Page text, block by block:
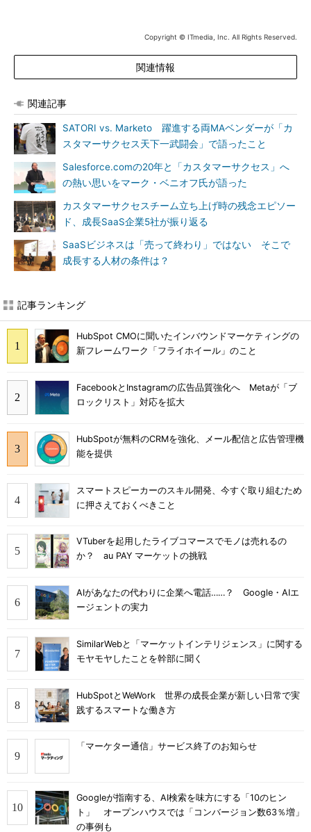
Copyright © ITmedia, Inc. All Rights Reserved.
関連情報
関連記事
SATORI vs. Marketo 躍進する両MAベンダーが「カ
スタマーサクセス天下一武闘会」で語ったこと
Salesforce.comの20年と「カスタマーサクセス」へ
の熱い思いをマーク・ベニオフ氏が語った
カスタマーサクセスチーム立ち上げ時の残念エピソー
ド、成長SaaS企業5社が振り返る
SaaSビジネスは「売って終わり」ではない そこで
成長する人材の条件は？
記事ランキング
HubSpot CMOに聞いたインバウンドマーケティングの
新フレームワーク「フライホイール」のこと
FacebookとInstagramの広告品質強化へ Metaが「ブ
ロックリスト」対応を拡大
HubSpotが無料のCRMを強化、メール配信と広告管理機
能を提供
スマートスピーカーのスキル開発、今すぐ取り組むため
に押さえておくべきこと
VTuberを起用したライブコマースでモノは売れるの
か？ au PAY マーケットの挑戦
AIがあなたの代わりに企業へ電話……？ Google・AIエ
ージェントの実力
SimilarWebと「マーケットインテリジェンス」に関する
モヤモヤしたことを幹部に聞く
HubSpotとWeWork 世界の成長企業が新しい日常で実
践するスマートな働き方
「マーケター通信」サービス終了のお知らせ
Googleが指南する、AI検索を味方にする「10のヒン
ト」 オープンハウスでは「コンバージョン数63％増」
の事例も